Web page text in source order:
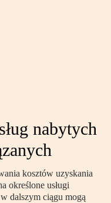
nabytych
kosztów uzyskania
określone usługi
dalszym ciągu mogą